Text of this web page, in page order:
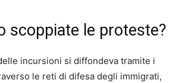
scoppiate le proteste?
incursioni si diffondeva tramite i
le reti di difesa degli immigrati,